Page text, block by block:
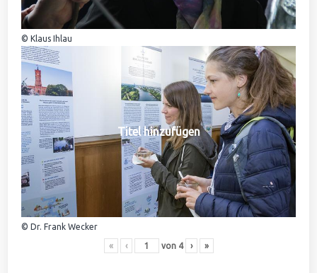
© Klaus Ihlau
Titel hinzufügen
© Dr. Frank Wecker
« ‹ von 4 › »